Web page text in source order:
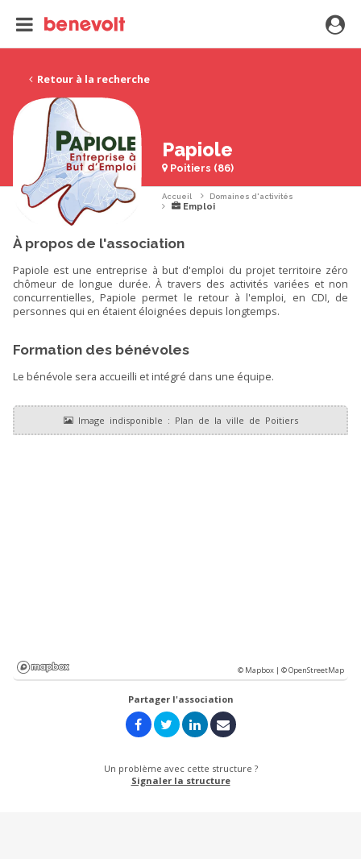
Retour à la recherche
Papiole
Poitiers (86)
Accueil Domaines d'activités
Emploi
À propos de l'association
Papiole est une entreprise à but d'emploi du projet territoire zéro
chômeur de longue durée. À travers des activités variées et non
concurrentielles, Papiole permet le retour à l'emploi, en CDI, de
personnes qui en étaient éloignées depuis longtemps.
Formation des bénévoles
Le bénévole sera accueilli et intégré dans une équipe.
© Mapbox |© OpenStreetMap
Partager l'association
Un problème avec cette structure ?
Signaler la structure